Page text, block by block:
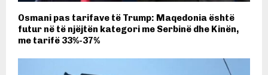
Osmani pas tarifave të Trump: Maqedonia është
futur në të njëjtën kategori me Serbinë dhe Kinën,
me tarifë 33%-37%